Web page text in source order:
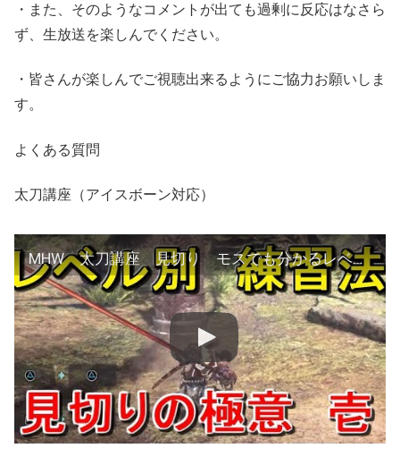
・また、そのようなコメントが出ても過剰に反応はなさら
ず、生放送を楽しんでください。
・皆さんが楽しんでご視聴出来るようにご協力お願いしま
す。
よくある質問
太刀講座（アイスボーン対応）
MHW 太刀講座 見切り モスでも分かるレベル別解説 その壱